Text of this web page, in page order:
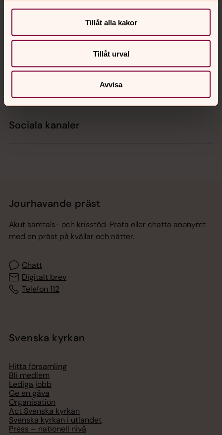
Tillåt alla kakor
Tillåt urval
Avvisa
Kontakt
Sociala kanaler
Jourhavande präst
Akut samtals- och krisstöd. Prata eller chatta anonymt
med en präst på kvällar och nätter.
Chatt
Digitalt brev
Telefon 112
Svenska kyrkan
Hitta församling
Bli medlem
Lediga jobb
Ge en gåva
Organisation
Act Svenska kyrkan
Svenska kyrkan i utlandet
Press – nationell nivå